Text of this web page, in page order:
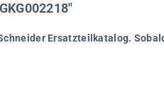
Ersatzteilkatalog.